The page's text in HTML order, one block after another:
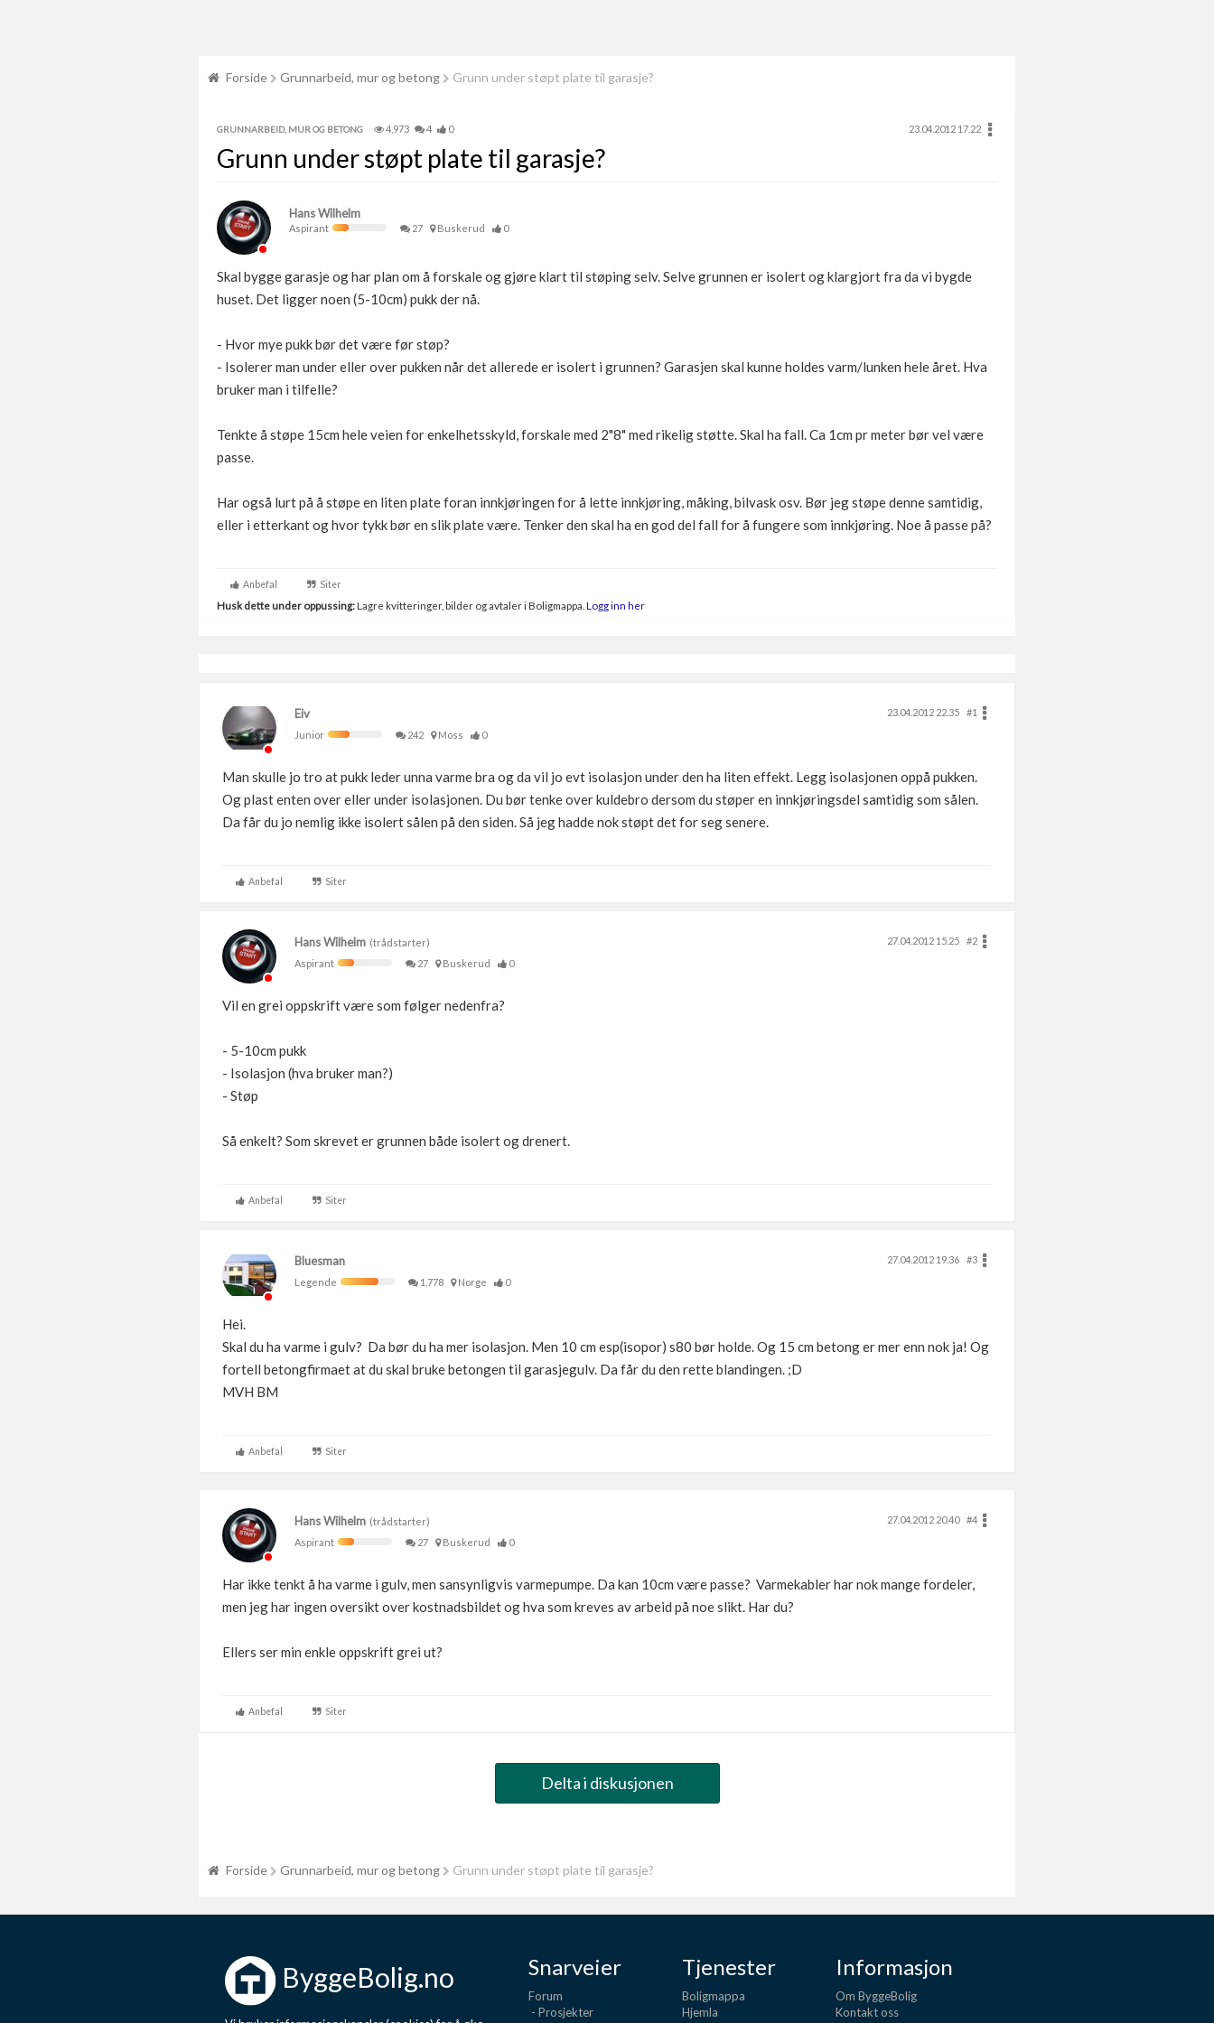
Forside Grunnarbeid, mur og betong Grunn under støpt plate til garasje?
GRUNNARBEID, MUR OG BETONG 4,973 4 0 23.04.2012 17.22
Grunn under støpt plate til garasje?
Hans Wilhelm
Aspirant 27 Buskerud 0
Skal bygge garasje og har plan om å forskale og gjøre klart til støping selv. Selve grunnen er isolert og klargjort fra da vi bygde
huset. Det ligger noen (5-10cm) pukk der nå.
- Hvor mye pukk bør det være før støp?
- Isolerer man under eller over pukken når det allerede er isolert i grunnen? Garasjen skal kunne holdes varm/lunken hele året. Hva
bruker man i tilfelle?
Tenkte å støpe 15cm hele veien for enkelhetsskyld, forskale med 2"8" med rikelig støtte. Skal ha fall. Ca 1cm pr meter bør vel være
passe.
Har også lurt på å støpe en liten plate foran innkjøringen for å lette innkjøring, måking, bilvask osv. Bør jeg støpe denne samtidig,
eller i etterkant og hvor tykk bør en slik plate være. Tenker den skal ha en god del fall for å fungere som innkjøring. Noe å passe på?
Anbefal Siter
Husk dette under oppussing:Lagre kvitteringer, bilder og avtaler i Boligmappa. Logg inn her
Eiv 23.04.2012 22.35
#1
Junior
242 Moss 0
Man skulle jo tro at pukk leder unna varme bra og da vil jo evt isolasjon under den ha liten effekt. Legg isolasjonen oppå pukken.
Og plast enten over eller under isolasjonen. Du bør tenke over kuldebro dersom du støper en innkjøringsdel samtidig som sålen.
Da får du jo nemlig ikke isolert sålen på den siden. Så jeg hadde nok støpt det for seg senere.
Anbefal Siter
Hans Wilhelm (trådstarter) 27.04.2012 15.25
#2
Aspirant
27 Buskerud 0
Vil en grei oppskrift være som følger nedenfra?
- 5-10cm pukk
- Isolasjon (hva bruker man?)
- Støp
Så enkelt? Som skrevet er grunnen både isolert og drenert.
Anbefal Siter
Bluesman 27.04.2012 19.36
#3
Legende
1,778 Norge 0
Hei.
Skal du ha varme i gulv? Da bør du ha mer isolasjon. Men 10 cm esp(isopor) s80 bør holde. Og 15 cm betong er mer enn nok ja! Og
fortell betongfirmaet at du skal bruke betongen til garasjegulv. Da får du den rette blandingen. ;D
MVH BM
Anbefal Siter
Hans Wilhelm (trådstarter) 27.04.2012 20.40
#4
Aspirant
27 Buskerud 0
Har ikke tenkt å ha varme i gulv, men sansynligvis varmepumpe. Da kan 10cm være passe? Varmekabler har nok mange fordeler,
men jeg har ingen oversikt over kostnadsbildet og hva som kreves av arbeid på noe slikt. Har du?
Ellers ser min enkle oppskrift grei ut?
Anbefal Siter
Delta i diskusjonen
Forside Grunnarbeid, mur og betong Grunn under støpt plate til garasje?
ByggeBolig.no Snarveier
Forum
- Prosjekter
Tjenester
Boligmappa
Hjemla
Informasjon
Om ByggeBolig
Kontakt oss